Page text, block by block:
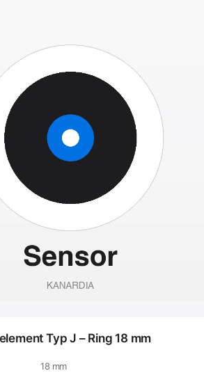
Typ J – Ring 18 mm
18 mm